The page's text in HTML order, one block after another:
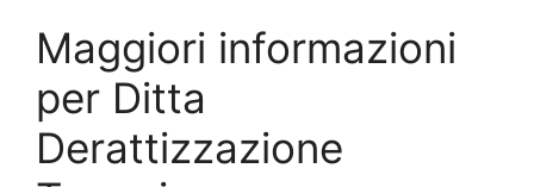
Maggiori informazioni
per Ditta
Derattizzazione